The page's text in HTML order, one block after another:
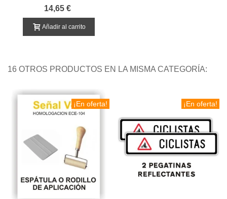
LIMITACION DE VELOCIDAD
14,65 €
Añadir al carrito
16 OTROS PRODUCTOS EN LA MISMA CATEGORÍA:
¡En oferta! ¡En oferta!